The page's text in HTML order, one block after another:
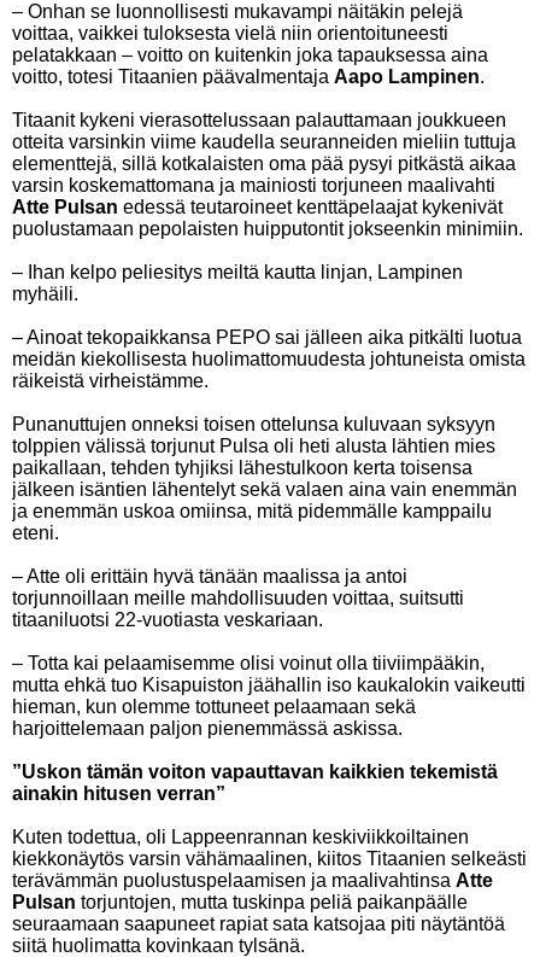
– Onhan se luonnollisesti mukavampi näitäkin pelejä
voittaa, vaikkei tuloksesta vielä niin orientoituneesti
pelatakkaan – voitto on kuitenkin joka tapauksessa aina
voitto, totesi Titaanien päävalmentaja Aapo Lampinen.
Titaanit kykeni vierasottelussaan palauttamaan joukkueen
otteita varsinkin viime kaudella seuranneiden mieliin tuttuja
elementtejä, sillä kotkalaisten oma pää pysyi pitkästä aikaa
varsin koskemattomana ja mainiosti torjuneen maalivahti
Atte Pulsan edessä teutaroineet kenttäpelaajat kykenivät
puolustamaan pepolaisten huipputontit jokseenkin minimiin.
– Ihan kelpo peliesitys meiltä kautta linjan, Lampinen
myhäili.
– Ainoat tekopaikkansa PEPO sai jälleen aika pitkälti luotua
meidän kiekollisesta huolimattomuudesta johtuneista omista
räikeistä virheistämme.
Punanuttujen onneksi toisen ottelunsa kuluvaan syksyyn
tolppien välissä torjunut Pulsa oli heti alusta lähtien mies
paikallaan, tehden tyhjiksi lähestulkoon kerta toisensa
jälkeen isäntien lähentelyt sekä valaen aina vain enemmän
ja enemmän uskoa omiinsa, mitä pidemmälle kamppailu
eteni.
– Atte oli erittäin hyvä tänään maalissa ja antoi
torjunnoillaan meille mahdollisuuden voittaa, suitsutti
titaaniluotsi 22-vuotiasta veskariaan.
– Totta kai pelaamisemme olisi voinut olla tiiviimpääkin,
mutta ehkä tuo Kisapuiston jäähallin iso kaukalokin vaikeutti
hieman, kun olemme tottuneet pelaamaan sekä
harjoittelemaan paljon pienemmässä askissa.
”Uskon tämän voiton vapauttavan kaikkien tekemistä
ainakin hitusen verran”
Kuten todettua, oli Lappeenrannan keskiviikkoiltainen
kiekkonäytös varsin vähämaalinen, kiitos Titaanien selkeästi
terävämmän puolustuspelaamisen ja maalivahtinsa Atte
Pulsan torjuntojen, mutta tuskinpa peliä paikanpäälle
seuraamaan saapuneet rapiat sata katsojaa piti näytäntöä
siitä huolimatta kovinkaan tylsänä.